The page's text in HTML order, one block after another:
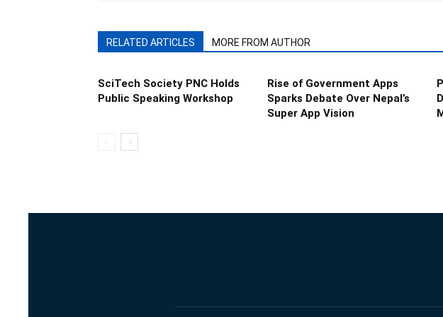
RELATED ARTICLES MORE FROM AUTHOR
SciTech Society PNC Holds
Public Speaking Workshop
Rise of Government Apps
Sparks Debate Over Nepal’s
Super App Vision